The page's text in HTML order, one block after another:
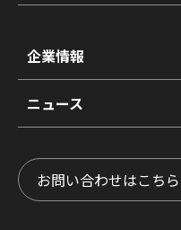
企業情報
ニュース
お問い合わせはこちら